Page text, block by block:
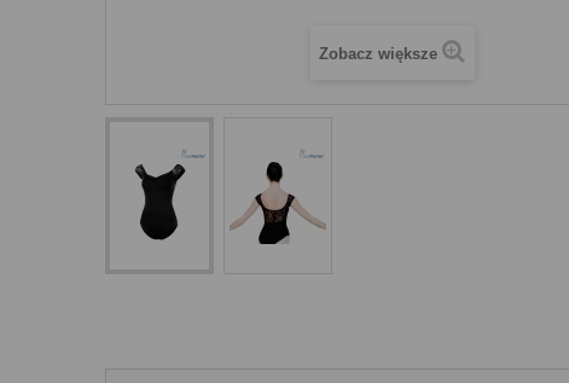
Zobacz większe